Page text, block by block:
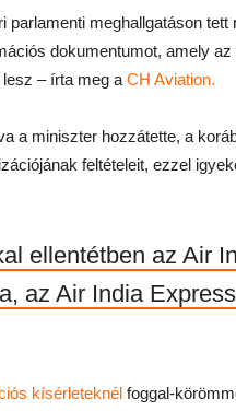
parlamenti meghallgatáson
dokumentumot, amely
– írta meg a CH Aviation.
a miniszter hozzátette, a
feltételeit, ezzel
ellentétben az Air
az Air India
kísérleteknél foggal-